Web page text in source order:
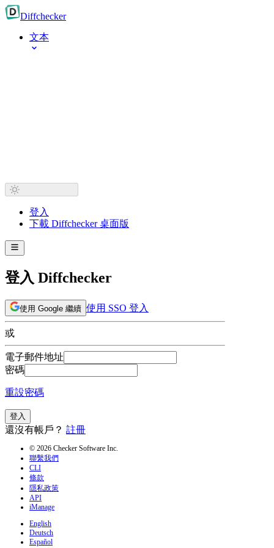
Diffchecker
文本
登入
下載 Diffchecker 桌面版
登入 Diffchecker
使用 Google 繼續 使用 SSO 登入
或
電子郵件地址
密碼
重設密碼
登入
還沒有帳戶？ 註冊
© 2026 Checker Software Inc.
聯繫我們
CLI
條款
隱私政策
API
iManage
English
Deutsch
Español